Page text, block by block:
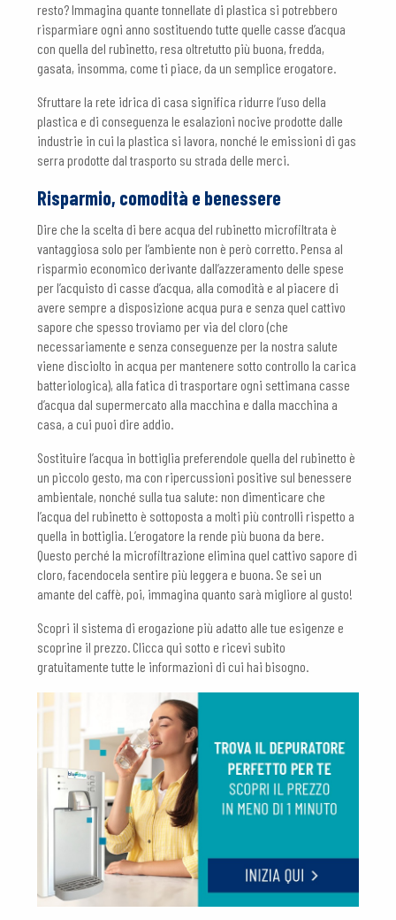
resto? Immagina quante tonnellate di plastica si potrebbero
risparmiare ogni anno sostituendo tutte quelle casse d’acqua
con quella del rubinetto, resa oltretutto più buona, fredda,
gasata, insomma, come ti piace, da un semplice erogatore.
Sfruttare la rete idrica di casa significa ridurre l’uso della
plastica e di conseguenza le esalazioni nocive prodotte dalle
industrie in cui la plastica si lavora, nonché le emissioni di gas
serra prodotte dal trasporto su strada delle merci.
Risparmio, comodità e benessere
Dire che la scelta di bere acqua del rubinetto microfiltrata è
vantaggiosa solo per l’ambiente non è però corretto. Pensa al
risparmio economico derivante dall’azzeramento delle spese
per l’acquisto di casse d’acqua, alla comodità e al piacere di
avere sempre a disposizione acqua pura e senza quel cattivo
sapore che spesso troviamo per via del cloro (che
necessariamente e senza conseguenze per la nostra salute
viene disciolto in acqua per mantenere sotto controllo la carica
batteriologica), alla fatica di trasportare ogni settimana casse
d’acqua dal supermercato alla macchina e dalla macchina a
casa, a cui puoi dire addio.
Sostituire l’acqua in bottiglia preferendole quella del rubinetto è
un piccolo gesto, ma con ripercussioni positive sul benessere
ambientale, nonché sulla tua salute: non dimenticare che
l’acqua del rubinetto è sottoposta a molti più controlli rispetto a
quella in bottiglia. L’erogatore la rende più buona da bere.
Questo perché la microfiltrazione elimina quel cattivo sapore di
cloro, facendocela sentire più leggera e buona. Se sei un
amante del caffè, poi, immagina quanto sarà migliore al gusto!
Scopri il sistema di erogazione più adatto alle tue esigenze e
scoprine il prezzo. Clicca qui sotto e ricevi subito
gratuitamente tutte le informazioni di cui hai bisogno.